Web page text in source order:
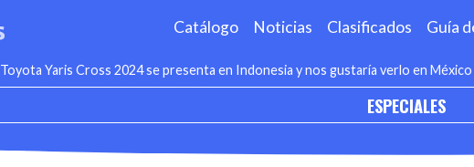
Catálogo Noticias Clasificados Guía
Toyota Yaris Cross 2024 se presenta en Indonesia y nos gustaría verlo en México
ESPECIALES